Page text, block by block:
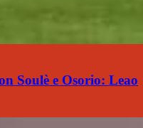
Soulè e Osorio: Leao